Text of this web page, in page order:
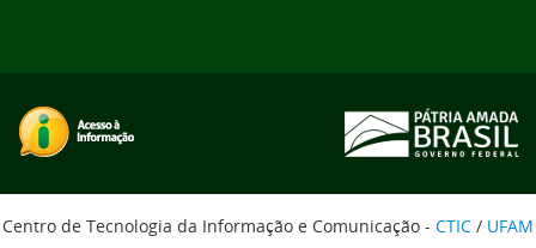
Centro de Tecnologia da Informação e Comunicação - CTIC / UFAM